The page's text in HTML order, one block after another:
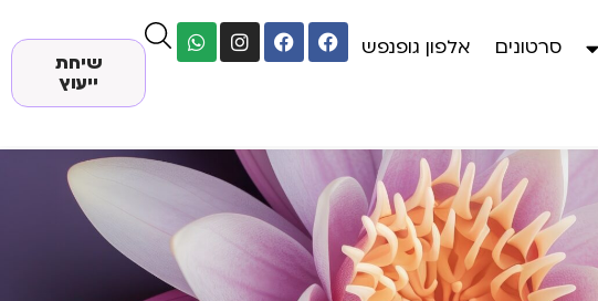
סרטונים
אלפון גופנפש
שיחת
ייעוץ